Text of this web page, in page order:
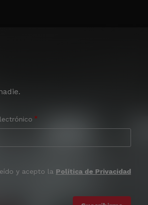
y acepto la Política de Privacidad